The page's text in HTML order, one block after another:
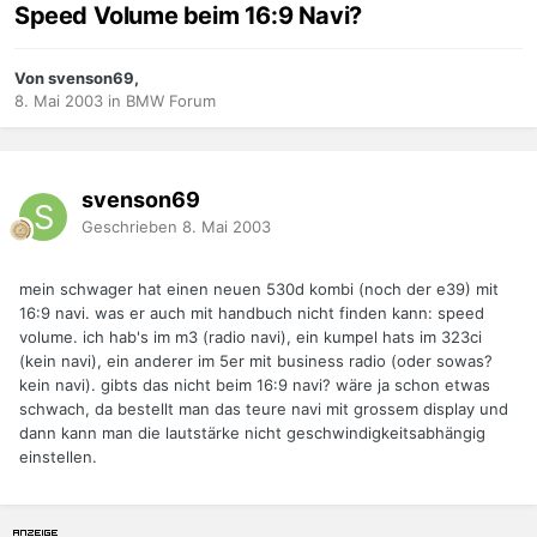
Speed Volume beim 16:9 Navi?
Von svenson69,
8. Mai 2003 in BMW Forum
svenson69
Geschrieben 8. Mai 2003
mein schwager hat einen neuen 530d kombi (noch der e39) mit
16:9 navi. was er auch mit handbuch nicht finden kann: speed
volume. ich hab's im m3 (radio navi), ein kumpel hats im 323ci
(kein navi), ein anderer im 5er mit business radio (oder sowas?
kein navi). gibts das nicht beim 16:9 navi? wäre ja schon etwas
schwach, da bestellt man das teure navi mit grossem display und
dann kann man die lautstärke nicht geschwindigkeitsabhängig
einstellen.